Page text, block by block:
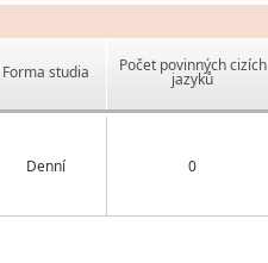
Forma studia Počet povinných cizích
jazyků
Denní 0